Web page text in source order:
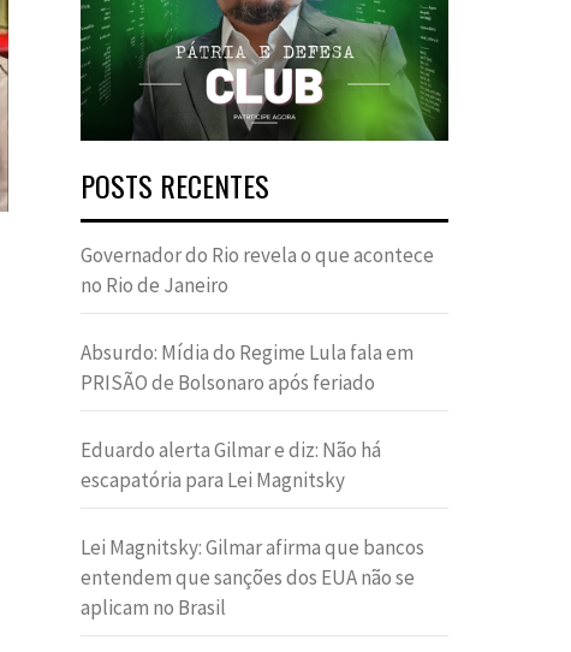
POSTS RECENTES
Governador do Rio revela o que acontece
no Rio de Janeiro
Absurdo: Mídia do Regime Lula fala em
PRISÃO de Bolsonaro após feriado
Eduardo alerta Gilmar e diz: Não há
escapatória para Lei Magnitsky
Lei Magnitsky: Gilmar afirma que bancos
entendem que sanções dos EUA não se
aplicam no Brasil